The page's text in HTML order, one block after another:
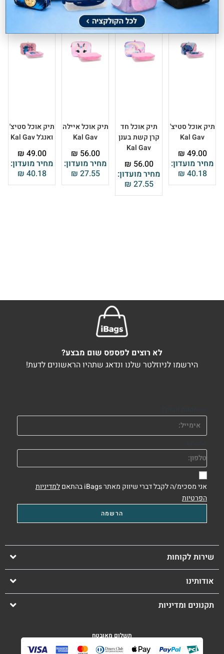
תיק אוכל סטיצ'
Kal Gav
מחיר מועדון:
₪ 40.18
₪ 49.00
תיק אוכל חד
קרן קשת בענן
Kal Gav
מחיר מועדון:
₪ 27.55
₪ 56.00
תיק אוכל איילה
Kal Gav
מחיר מועדון:
₪ 27.55
₪ 56.00
תיק אוכל סטיצ'
ואנג'ל Kal Gav
מחיר מועדון:
₪ 40.18
₪ 49.00
לא רוצים לפספס שום מבצע?
הירשמו לניוזלטר שלנו ונדאג שתהיו הראשונים לדעת!
אני מסכימ/ה לקבל דברי שיווק מאתר iBags בהתאם
למדיניות
הפרטיות
שירות לקוחות
אודותינו
תקנונים ומדיניות
תשלום מאובטח